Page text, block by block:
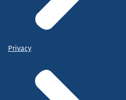
Privacy